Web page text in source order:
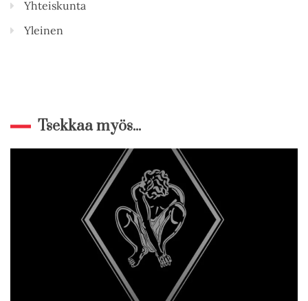
Yhteiskunta
Yleinen
Tsekkaa myös...